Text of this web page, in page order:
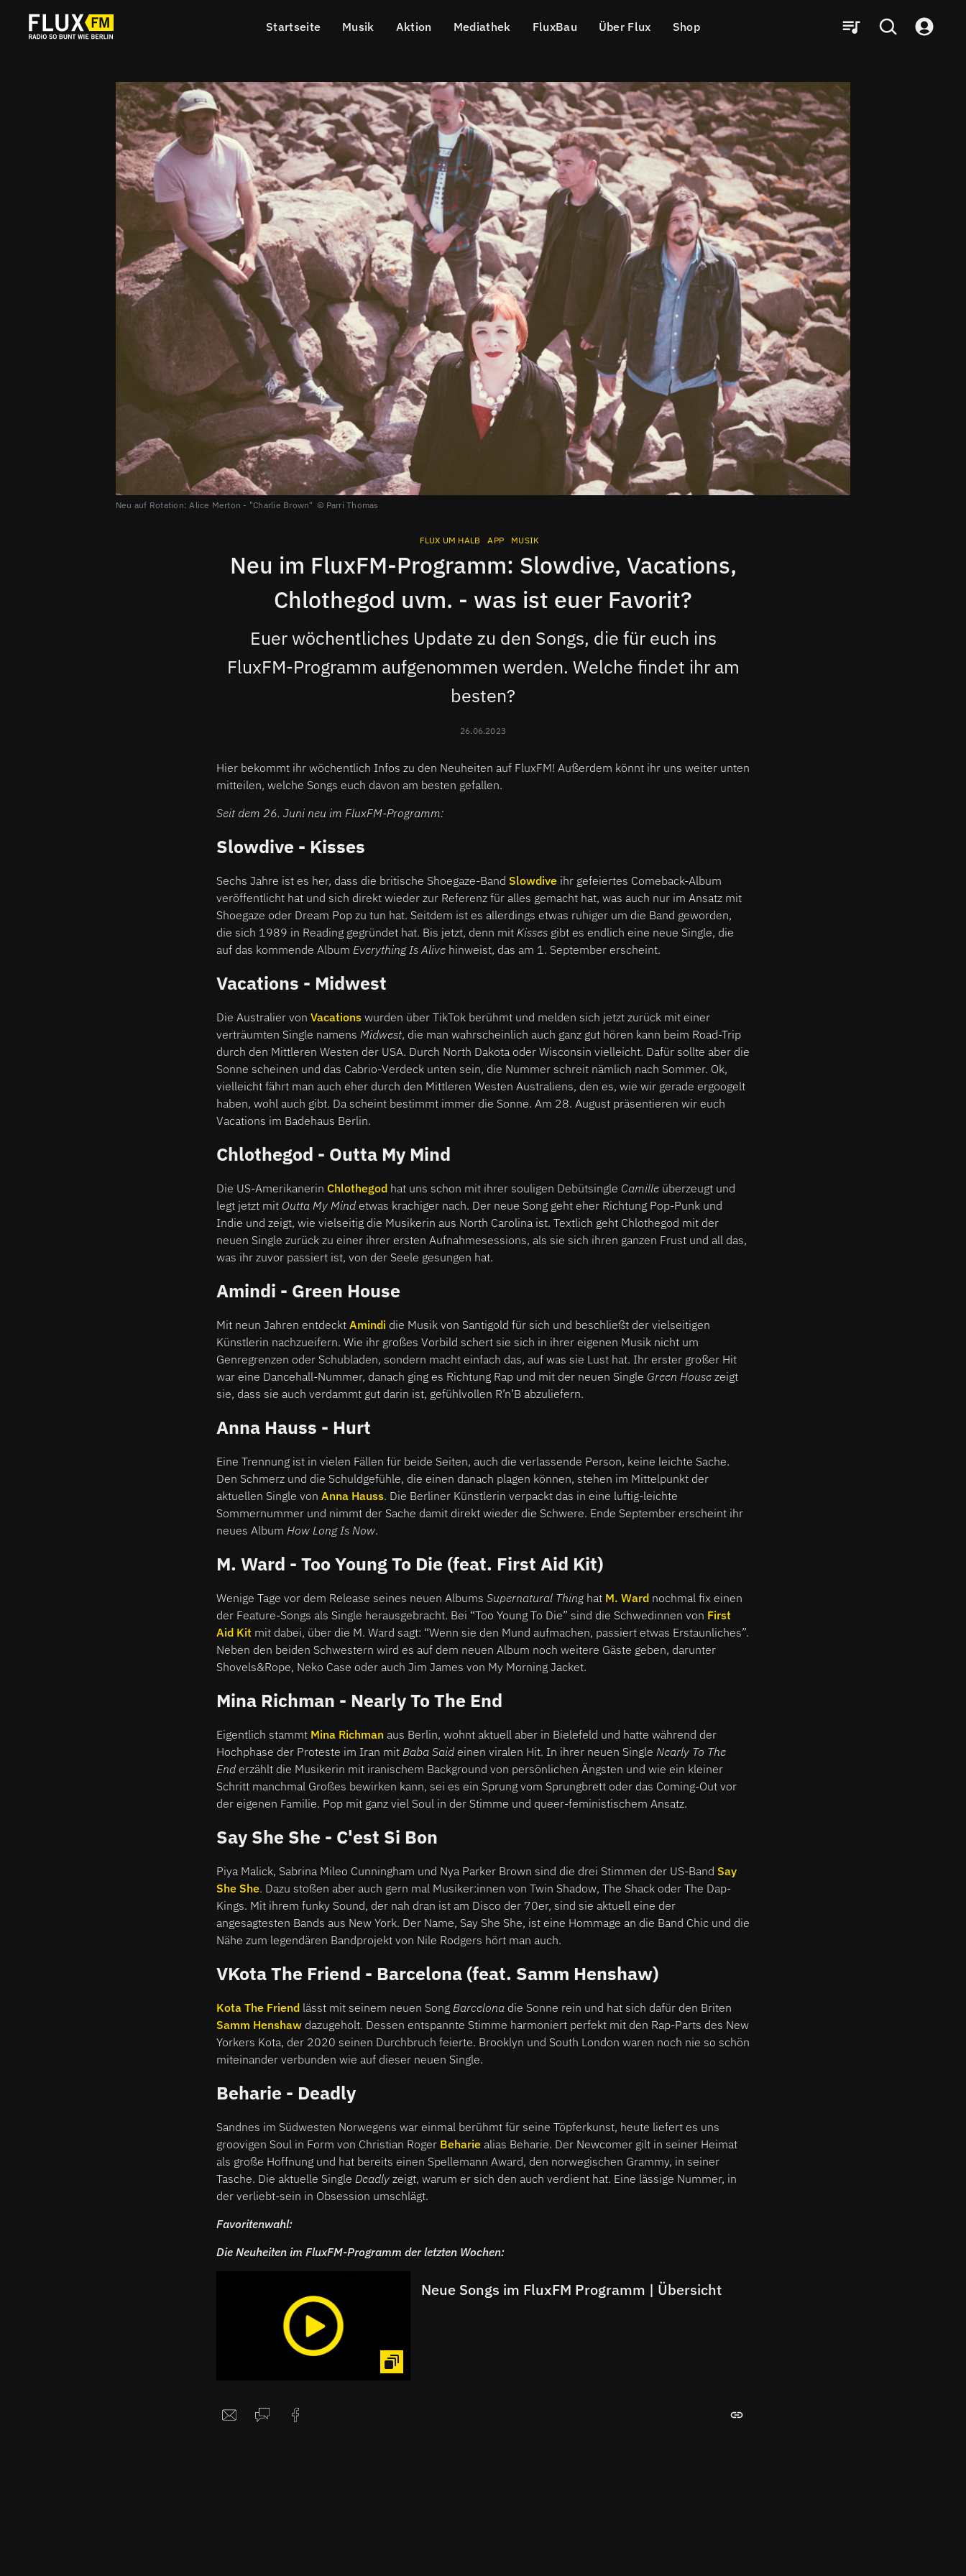
Startseite Musik Aktion Mediathek FluxBau Über Flux Shop
Neu auf Rotation: Alice Merton - "Charlie Brown" Parri Thomas
FLUX UM HALB APP MUSIK
Neu im FluxFM-Programm: Slowdive, Vacations,
Chlothegod uvm. - was ist euer Favorit?
Euer wöchentliches Update zu den Songs, die für euch ins
FluxFM-Programm aufgenommen werden. Welche findet ihr am
besten?
26.06.2023
Hier bekommt ihr wöchentlich Infos zu den Neuheiten auf FluxFM! Außerdem könnt ihr uns weiter unten
mitteilen, welche Songs euch davon am besten gefallen.
Seit dem 26. Juni neu im FluxFM-Programm:
Slowdive - Kisses
Sechs Jahre ist es her, dass die britische Shoegaze-Band Slowdive ihr gefeiertes Comeback-Album
veröffentlicht hat und sich direkt wieder zur Referenz für alles gemacht hat, was auch nur im Ansatz mit
Shoegaze oder Dream Pop zu tun hat. Seitdem ist es allerdings etwas ruhiger um die Band geworden,
die sich 1989 in Reading gegründet hat. Bis jetzt, denn mit Kisses gibt es endlich eine neue Single, die
auf das kommende Album Everything Is Alive hinweist, das am 1. September erscheint.
Vacations - Midwest
Die Australier von Vacations wurden über TikTok berühmt und melden sich jetzt zurück mit einer
verträumten Single namens Midwest, die man wahrscheinlich auch ganz gut hören kann beim Road-Trip
durch den Mittleren Westen der USA. Durch North Dakota oder Wisconsin vielleicht. Dafür sollte aber die
Sonne scheinen und das Cabrio-Verdeck unten sein, die Nummer schreit nämlich nach Sommer. Ok,
vielleicht fährt man auch eher durch den Mittleren Westen Australiens, den es, wie wir gerade ergoogelt
haben, wohl auch gibt. Da scheint bestimmt immer die Sonne. Am 28. August präsentieren wir euch
Vacations im Badehaus Berlin.
Chlothegod - Outta My Mind
Die US-Amerikanerin Chlothegod hat uns schon mit ihrer souligen Debütsingle Camille überzeugt und
legt jetzt mit Outta My Mind etwas krachiger nach. Der neue Song geht eher Richtung Pop-Punk und
Indie und zeigt, wie vielseitig die Musikerin aus North Carolina ist. Textlich geht Chlothegod mit der
neuen Single zurück zu einer ihrer ersten Aufnahmesessions, als sie sich ihren ganzen Frust und all das,
was ihr zuvor passiert ist, von der Seele gesungen hat.
Amindi - Green House
Mit neun Jahren entdeckt Amindi die Musik von Santigold für sich und beschließt der vielseitigen
Künstlerin nachzueifern. Wie ihr großes Vorbild schert sie sich in ihrer eigenen Musik nicht um
Genregrenzen oder Schubladen, sondern macht einfach das, auf was sie Lust hat. Ihr erster großer Hit
war eine Dancehall-Nummer, danach ging es Richtung Rap und mit der neuen Single Green House zeigt
sie, dass sie auch verdammt gut darin ist, gefühlvollen R’n’B abzuliefern.
Anna Hauss - Hurt
Eine Trennung ist in vielen Fällen für beide Seiten, auch die verlassende Person, keine leichte Sache.
Den Schmerz und die Schuldgefühle, die einen danach plagen können, stehen im Mittelpunkt der
aktuellen Single von Anna Hauss. Die Berliner Künstlerin verpackt das in eine luftig-leichte
Sommernummer und nimmt der Sache damit direkt wieder die Schwere. Ende September erscheint ihr
neues Album How Long Is Now.
M. Ward - Too Young To Die (feat. First Aid Kit)
Wenige Tage vor dem Release seines neuen Albums Supernatural Thinghat M. Ward nochmal fix einen
der Feature-Songs als Single herausgebracht. Bei “Too Young To Die” sind die Schwedinnen von First
Aid Kit mit dabei, über die M. Ward sagt: “Wenn sie den Mund aufmachen, passiert etwas Erstaunliches”.
Neben den beiden Schwestern wird es auf dem neuen Album noch weitere Gäste geben, darunter
Shovels&Rope, Neko Case oder auch Jim James von My Morning Jacket.
Mina Richman - Nearly To The End
Eigentlich stammt Mina Richman aus Berlin, wohnt aktuell aber in Bielefeld und hatte während der
Hochphase der Proteste im Iran mit Baba Said einen viralen Hit. In ihrer neuen Single Nearly To The
End erzählt die Musikerin mit iranischem Background von persönlichen Ängsten und wie ein kleiner
Schritt manchmal Großes bewirken kann, sei es ein Sprung vom Sprungbrett oder das Coming-Out vor
der eigenen Familie. Pop mit ganz viel Soul in der Stimme und queer-feministischem Ansatz.
Say She She - C'est Si Bon
Piya Malick, Sabrina Mileo Cunningham und Nya Parker Brown sind die drei Stimmen der US-Band Say
She She. Dazu stoßen aber auch gern mal Musiker:innen von Twin Shadow, The Shack oder The Dap-
Kings. Mit ihrem funky Sound, der nah dran ist am Disco der 70er, sind sie aktuell eine der
angesagtesten Bands aus New York. Der Name, Say She She, ist eine Hommage an die Band Chic und die
Nähe zum legendären Bandprojekt von Nile Rodgers hört man auch.
VKota The Friend - Barcelona (feat. Samm Henshaw)
Kota The Friend lässt mit seinem neuen Song Barcelona die Sonne rein und hat sich dafür den Briten
Samm Henshaw dazugeholt. Dessen entspannte Stimme harmoniert perfekt mit den Rap-Parts des New
Yorkers Kota, der 2020 seinen Durchbruch feierte. Brooklyn und South London waren noch nie so schön
miteinander verbunden wie auf dieser neuen Single.
Beharie - Deadly
Sandnes im Südwesten Norwegens war einmal berühmt für seine Töpferkunst, heute liefert es uns
groovigen Soul in Form von Christian Roger Beharie alias Beharie. Der Newcomer gilt in seiner Heimat
als große Hoffnung und hat bereits einen Spellemann Award, den norwegischen Grammy, in seiner
Tasche. Die aktuelle Single Deadly zeigt, warum er sich den auch verdient hat. Eine lässige Nummer, in
der verliebt-sein in Obsession umschlägt.
Favoritenwahl:
Die Neuheiten im FluxFM-Programm der letzten Wochen:
Neue Songs im FluxFM Programm | Übersicht